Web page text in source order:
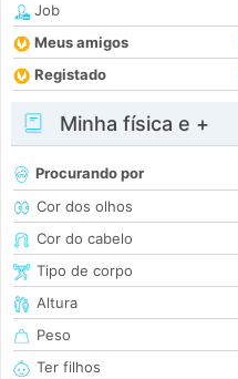
Job
Meus amigos
Registado
Minha física e +
Procurando por
Cor dos olhos
Cor do cabelo
Tipo de corpo
Altura
Peso
Ter filhos